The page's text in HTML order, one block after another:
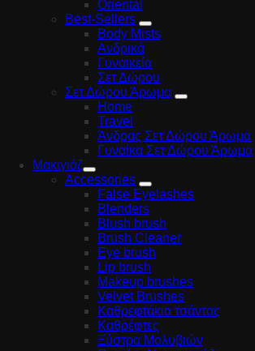
Oriental
Best-Sellers
Body Mists
Ανδρικά
Γυναικεία
Σετ Δώρου
Σετ Δώρου Άρωμα
Home
Travel
Άνδρας Σετ Δώρου Άρωμα
Γυναίκα Σετ Δώρου Άρωμα
Μακιγιάζ
Accessories
False Eyelashes
Blenders
Blush brush
Brush Cleaner
Eye brush
Lip brush
Makeup brushes
Velvet Brushes
Καθρεφτάκια τσάντας
Καθρέφτες
Ξύστρα Μολυβιών